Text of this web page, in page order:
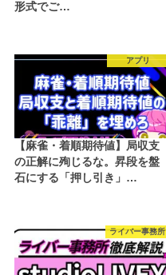
形式でご…
アプリ
【麻雀・着順期待値】局収支
の正解に殉じるな。昇段を盤
石にする「押し引き」…
ライバー事務所